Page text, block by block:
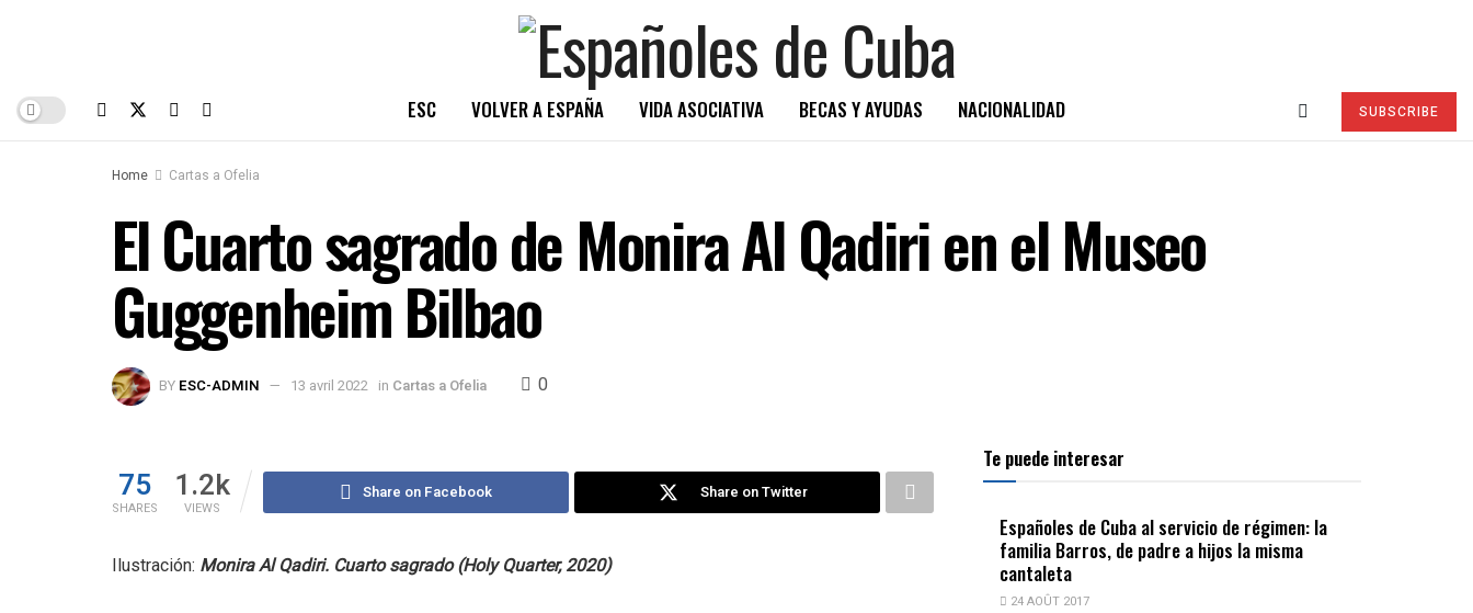
ESC VOLVER A ESPAÑA VIDA ASOCIATIVA BECAS Y AYUDAS NACIONALIDAD SUBSCRIBE
Home Cartas a Ofelia
El Cuarto sagrado de Monira Al Qadiri en el Museo
Guggenheim Bilbao
BY ESC-ADMIN 13 avril 2022 in Cartas a Ofelia 0
75
SHARES
1.2k
VIEWS
Share on Facebook Share on Twitter
Ilustración: Monira Al Qadiri. Cuarto sagrado (Holy Quarter, 2020)
Te puede interesar
Españoles de Cuba al servicio de régimen: la
familia Barros, de padre a hijos la misma
cantaleta
24 AOÛT 2017